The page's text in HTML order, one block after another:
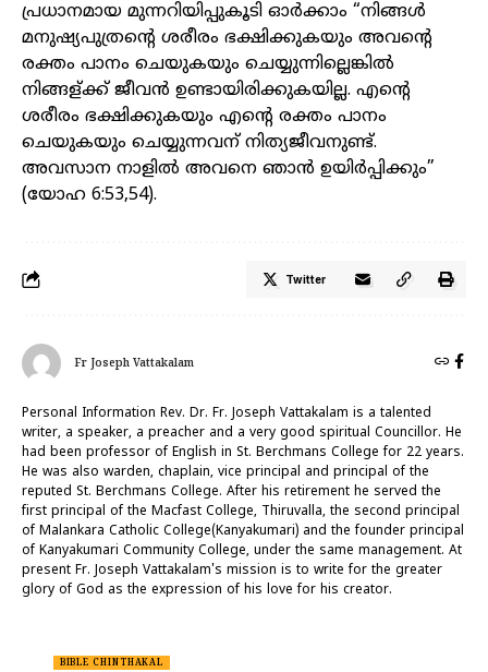
പ്രധാനമായ മുന്നറിയിപ്പുകൂടി ഓർക്കാം “നിങ്ങൾ
മനുഷ്യപുത്രന്റെ ശരീരം ഭക്ഷിക്കുകയും അവന്റെ
രക്തം പാനം ചെയുകയും ചെയ്യുന്നില്ലെങ്കിൽ
നിങ്ങള്ക്ക് ജീവൻ ഉണ്ടായിരിക്കുകയില്ല. എന്റെ
ശരീരം ഭക്ഷിക്കുകയും എന്റെ രക്തം പാനം
ചെയുകയും ചെയ്യുന്നവന് നിത്യജീവനുണ്ട്.
അവസാന നാളിൽ അവനെ ഞാൻ ഉയിർപ്പിക്കും”
(യോഹ 6:53,54).
Twitter
Fr Joseph Vattakalam
Personal Information Rev. Dr. Fr. Joseph Vattakalam is a talented
writer, a speaker, a preacher and a very good spiritual Councillor. He
had been professor of English in St. Berchmans College for 22 years.
He was also warden, chaplain, vice principal and principal of the
reputed St. Berchmans College. After his retirement he served the
first principal of the Macfast College, Thiruvalla, the second principal
of Malankara Catholic College(Kanyakumari) and the founder principal
of Kanyakumari Community College, under the same management. At
present Fr. Joseph Vattakalam's mission is to write for the greater
glory of God as the expression of his love for his creator.
BIBLE CHINTHAKAL